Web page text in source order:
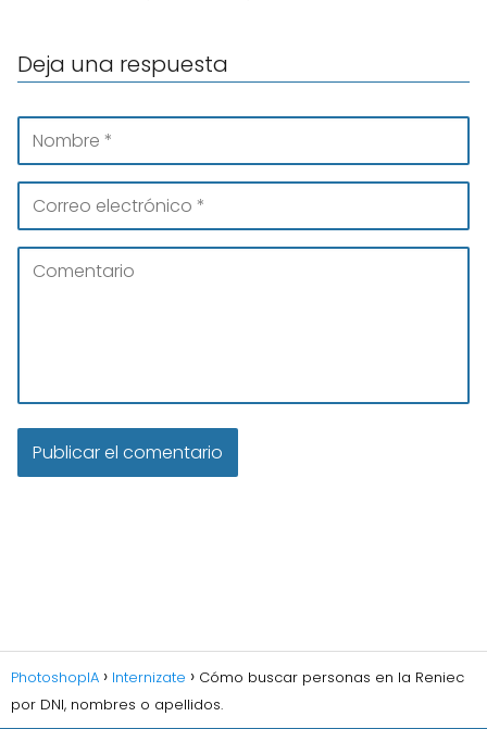
Deja una respuesta
PhotoshopIA Internizate
Cómo buscar personas en la Reniec
por DNI, nombres o apellidos.